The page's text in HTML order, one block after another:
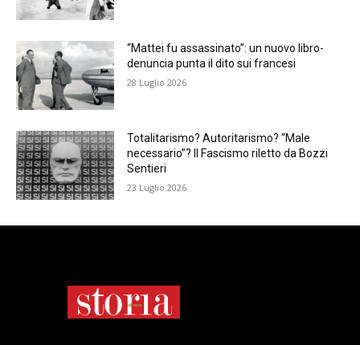
“Mattei fu assassinato”: un nuovo libro-
denuncia punta il dito sui francesi
28 Luglio 2026
Totalitarismo? Autoritarismo? “Male
necessario”? Il Fascismo riletto da Bozzi
Sentieri
23 Luglio 2026